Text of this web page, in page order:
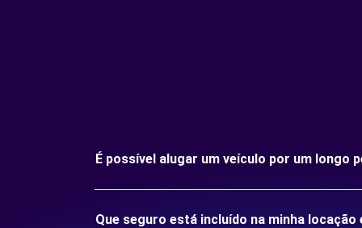
É possível alugar um veículo por um longo
Que seguro está incluído na minha locação